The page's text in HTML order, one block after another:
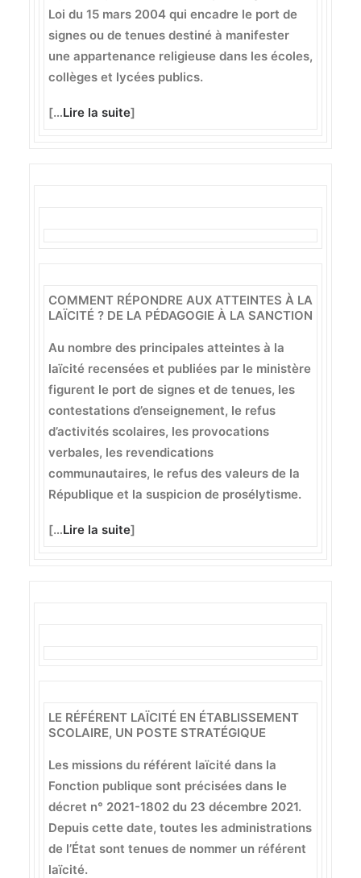
Loi du 15 mars 2004 qui encadre le port de
signes ou de tenues destiné à manifester
une appartenance religieuse dans les écoles,
collèges et lycées publics.
[…Lire la suite]
COMMENT RÉPONDRE AUX ATTEINTES À LA
LAÏCITÉ ? DE LA PÉDAGOGIE À LA SANCTION
Au nombre des principales atteintes à la
laïcité recensées et publiées par le ministère
figurent le port de signes et de tenues, les
contestations d’enseignement, le refus
d’activités scolaires, les provocations
verbales, les revendications
communautaires, le refus des valeurs de la
République et la suspicion de prosélytisme.
[…Lire la suite]
LE RÉFÉRENT LAÏCITÉ EN ÉTABLISSEMENT
SCOLAIRE, UN POSTE STRATÉGIQUE
Les missions du référent laïcité dans la
Fonction publique sont précisées dans le
décret n° 2021-1802 du 23 décembre 2021.
Depuis cette date, toutes les administrations
de l’État sont tenues de nommer un référent
laïcité.